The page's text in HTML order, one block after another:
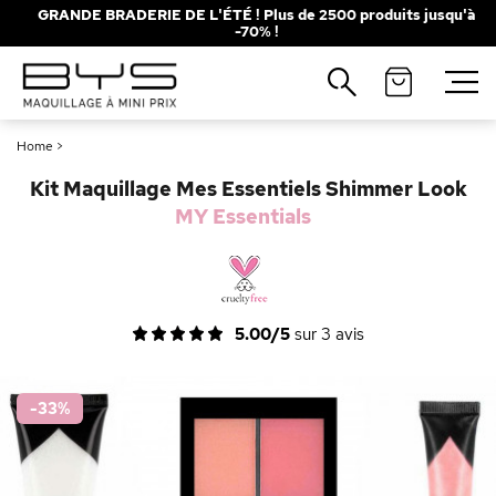
GRANDE BRADERIE DE L'ÉTÉ ! Plus de 2500 produits jusqu'à
-70% !
Home >
Kit Maquillage Mes Essentiels Shimmer Look
MY Essentials
5.00/5 sur 3 avis
-33%
Fermer
Recherches populaires
Solaire